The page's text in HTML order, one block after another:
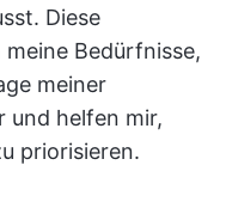
Diese
Bedürfnisse,
meiner
und helfen mir,
priorisieren.